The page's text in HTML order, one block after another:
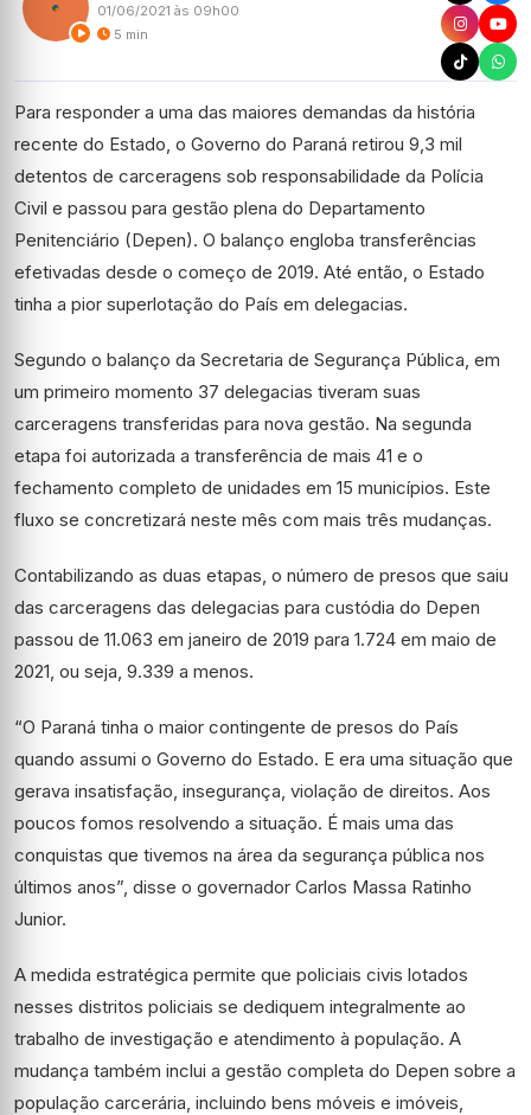
01/06/2021 às 09h00
5 min
Para responder a uma das maiores demandas da história
recente do Estado, o Governo do Paraná retirou 9,3 mil
detentos de carceragens sob responsabilidade da Polícia
Civil e passou para gestão plena do Departamento
Penitenciário (Depen). O balanço engloba transferências
efetivadas desde o começo de 2019. Até então, o Estado
tinha a pior superlotação do País em delegacias.
Segundo o balanço da Secretaria de Segurança Pública, em
um primeiro momento 37 delegacias tiveram suas
carceragens transferidas para nova gestão. Na segunda
etapa foi autorizada a transferência de mais 41 e o
fechamento completo de unidades em 15 municípios. Este
fluxo se concretizará neste mês com mais três mudanças.
Contabilizando as duas etapas, o número de presos que saiu
das carceragens das delegacias para custódia do Depen
passou de 11.063 em janeiro de 2019 para 1.724 em maio de
2021, ou seja, 9.339 a menos.
“O Paraná tinha o maior contingente de presos do País
quando assumi o Governo do Estado. E era uma situação que
gerava insatisfação, insegurança, violação de direitos. Aos
poucos fomos resolvendo a situação. É mais uma das
conquistas que tivemos na área da segurança pública nos
últimos anos”, disse o governador Carlos Massa Ratinho
Junior.
A medida estratégica permite que policiais civis lotados
nesses distritos policiais se dediquem integralmente ao
trabalho de investigação e atendimento à população. A
mudança também inclui a gestão completa do Depen sobre a
população carcerária, incluindo bens móveis e imóveis,